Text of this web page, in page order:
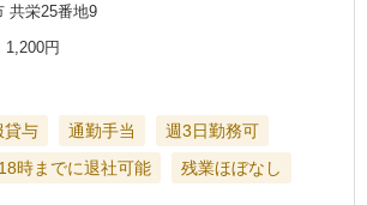
共栄25番地9
1,200円
貸与 通勤手当
週3日勤務可
18時までに退社可能 残業ほぼなし